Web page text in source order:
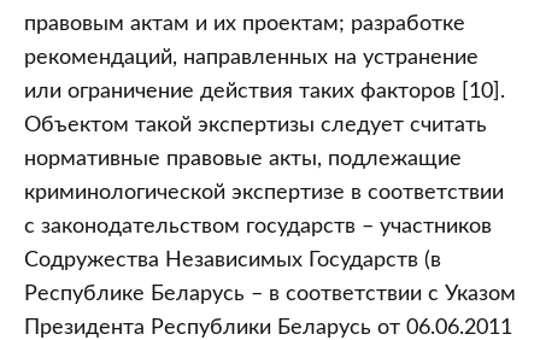
правовым актам и их проектам; разработке
рекомендаций, направленных на устранение
или ограничение действия таких факторов [10].
Объектом такой экспертизы следует считать
нормативные правовые акты, подлежащие
криминологической экспертизе в соответствии
с законодательством государств – участников
Содружества Независимых Государств (в
Республике Беларусь – в соответствии с Указом
Президента Республики Беларусь от 06.06.2011